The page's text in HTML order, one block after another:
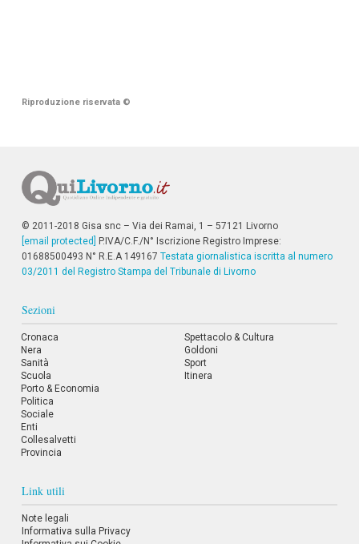
Riproduzione riservata ©
© 2011-2018 Gisa snc – Via dei Ramai, 1 – 57121 Livorno
[email protected]
P.IVA/C.F./N° Iscrizione Registro Imprese:
01688500493 N° R.E.A 149167 Testata giornalistica iscritta al numero
03/2011 del Registro Stampa del Tribunale di Livorno
Sezioni
Cronaca
Nera
Sanità
Scuola
Porto & Economia
Politica
Sociale
Enti
Collesalvetti
Provincia
Spettacolo & Cultura
Goldoni
Sport
Itinera
Link utili
Note legali
Informativa sulla Privacy